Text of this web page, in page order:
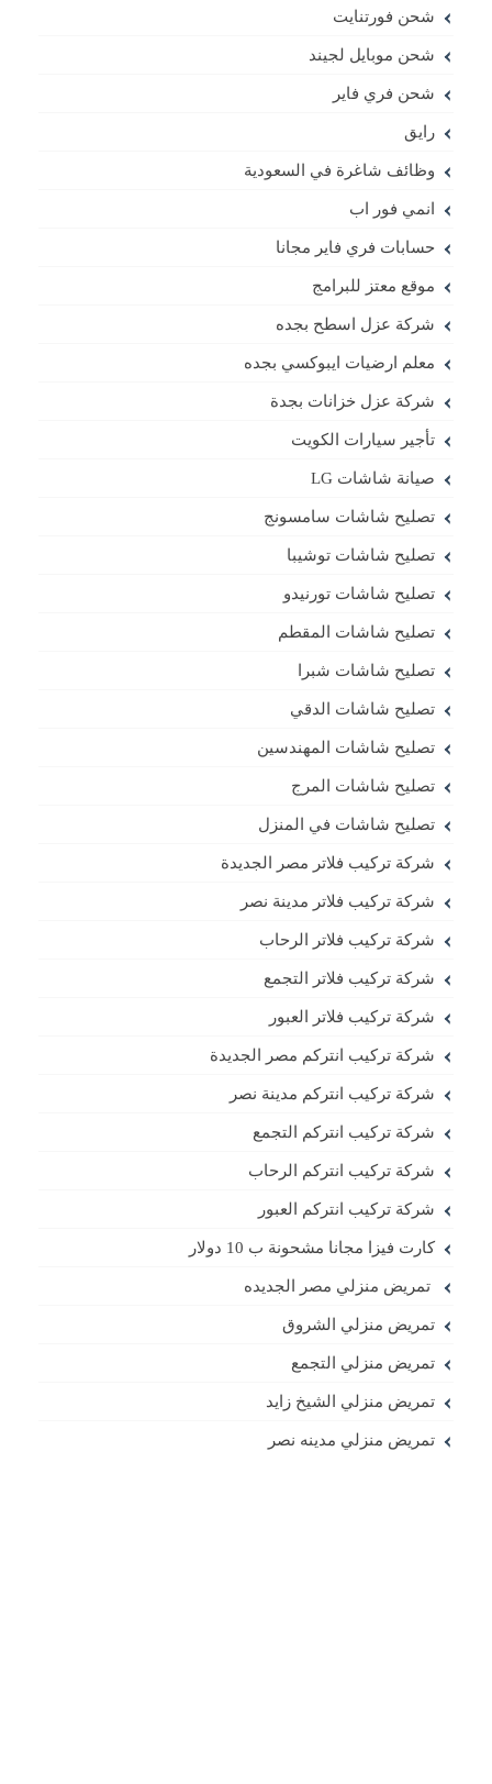
شحن فورتنايت
شحن موبايل لجيند
شحن فري فاير
رايق
وظائف شاغرة في السعودية
انمي فور اب
حسابات فري فاير مجانا
موقع معتز للبرامج
شركة عزل اسطح بجده
معلم ارضيات ايبوكسي بجده
شركة عزل خزانات بجدة
تأجير سيارات الكويت
صيانة شاشات LG
تصليح شاشات سامسونج
تصليح شاشات توشيبا
تصليح شاشات تورنيدو
تصليح شاشات المقطم
تصليح شاشات شبرا
تصليح شاشات الدقي
تصليح شاشات المهندسين
تصليح شاشات المرج
تصليح شاشات في المنزل
شركة تركيب فلاتر مصر الجديدة
شركة تركيب فلاتر مدينة نصر
شركة تركيب فلاتر الرحاب
شركة تركيب فلاتر التجمع
شركة تركيب فلاتر العبور
شركة تركيب انتركم مصر الجديدة
شركة تركيب انتركم مدينة نصر
شركة تركيب انتركم التجمع
شركة تركيب انتركم الرحاب
شركة تركيب انتركم العبور
كارت فيزا مجانا مشحونة ب 10 دولار
تمريض منزلي مصر الجديده
تمريض منزلي الشروق
تمريض منزلي التجمع
تمريض منزلي الشيخ زايد
تمريض منزلي مدينه نصر